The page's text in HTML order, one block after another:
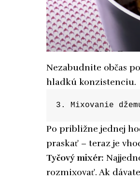
Nezabudnite občas
hladkú konzistenciu.
3. Mixovanie
Po približne jednej
praskať – teraz je
Tyčový mixér:
rozmixovať. Ak